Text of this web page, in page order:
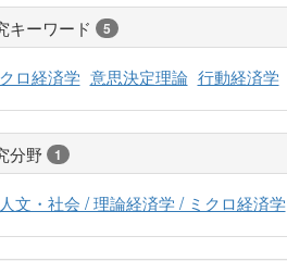
キーワード 5
ロ経済学 意思決定理論 行動経済学
分野 1
文・社会 / 理論経済学 / ミクロ経済学